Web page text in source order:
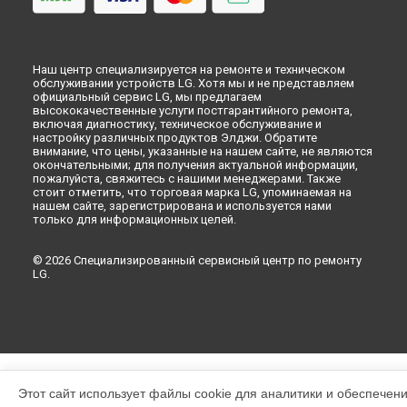
Наш центр специализируется на ремонте и техническом
обслуживании устройств LG. Хотя мы и не представляем
официальный сервис LG, мы предлагаем
высококачественные услуги постгарантийного ремонта,
включая диагностику, техническое обслуживание и
настройку различных продуктов Элджи. Обратите
внимание, что цены, указанные на нашем сайте, не являются
окончательными; для получения актуальной информации,
пожалуйста, свяжитесь с нашими менеджерами. Также
стоит отметить, что торговая марка LG, упоминаемая на
нашем сайте, зарегистрирована и используется нами
только для информационных целей.
© 2026 Специализированный сервисный центр по ремонту
LG.
Этот сайт использует файлы cookie для аналитики и